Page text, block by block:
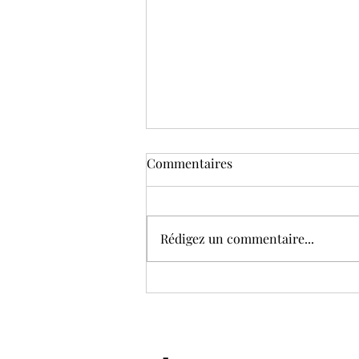
C’est le jour J ! Rejoins le
officiellement le Challenge
Hydratation Express – 8 jours ,
Commentaires
Rédigez un commentaire...